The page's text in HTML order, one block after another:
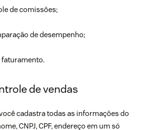
de comissões;
de desempenho;
de vendas
cadastra todas as informações do
CNPJ, CPF, endereço em um só